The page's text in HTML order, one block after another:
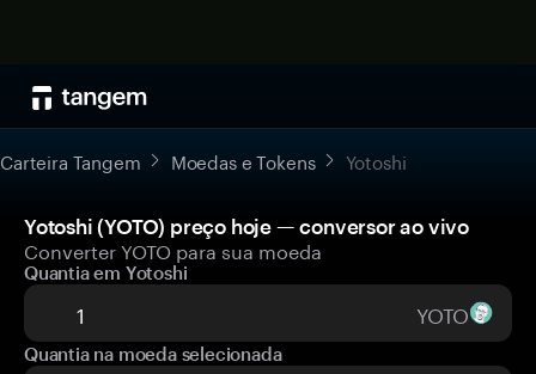
Carteira Tangem Moedas e Tokens Yotoshi
Yotoshi (YOTO) preço hoje — conversor ao vivo
Converter YOTO para sua moeda
Quantia em Yotoshi
YOTO
Quantia na moeda selecionada